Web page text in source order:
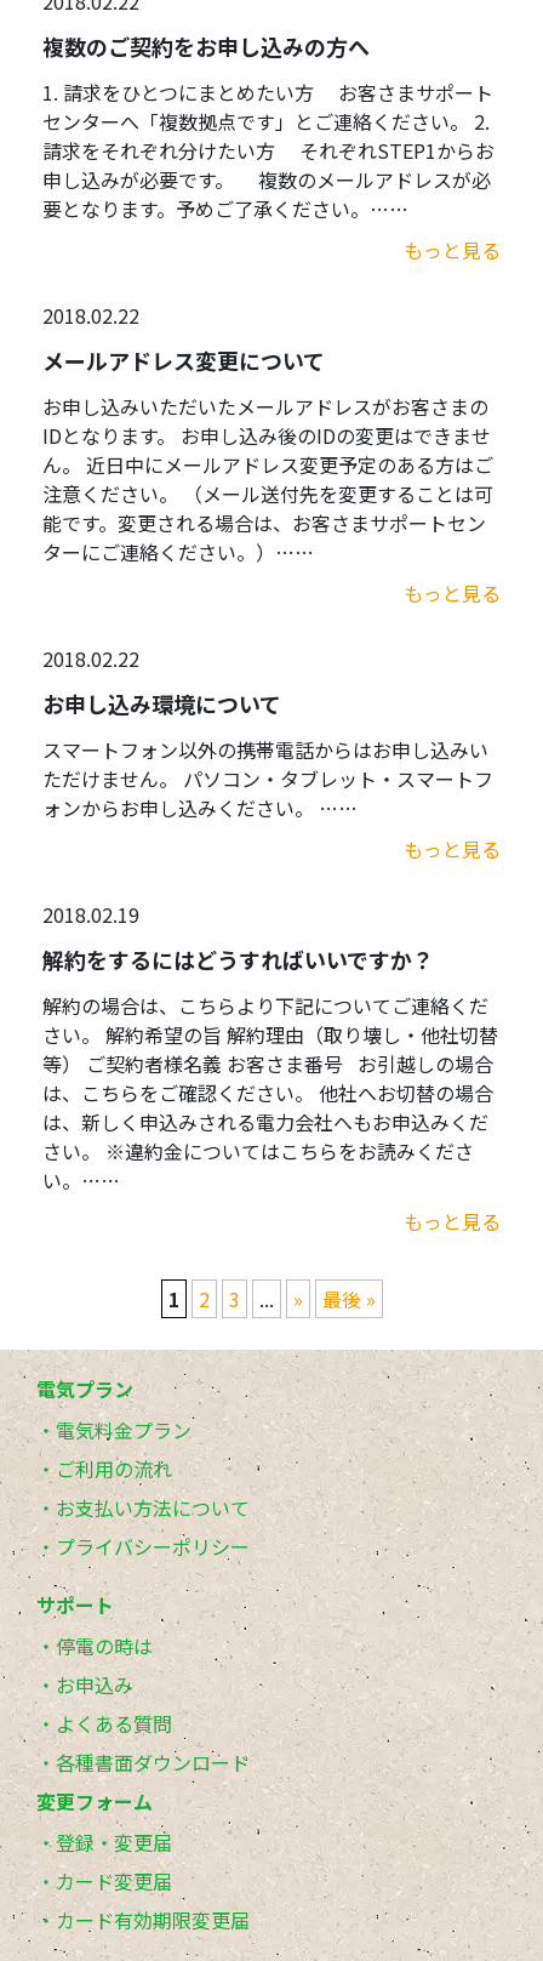
複数のご契約をお申し込みの方へ
1. 請求をひとつにまとめたい方 お客さまサポート
センターへ「複数拠点です」とご連絡ください。 2.
請求をそれぞれ分けたい方 それぞれSTEP1からお
申し込みが必要です。 複数のメールアドレスが必
要となります。予めご了承ください。……
もっと見る
2018.02.22
メールアドレス変更について
お申し込みいただいたメールアドレスがお客さまの
IDとなります。 お申し込み後のIDの変更はできませ
ん。 近日中にメールアドレス変更予定のある方はご
注意ください。 （メール送付先を変更することは可
能です。変更される場合は、お客さまサポートセン
ターにご連絡ください。）……
もっと見る
2018.02.22
お申し込み環境について
スマートフォン以外の携帯電話からはお申し込みい
ただけません。 パソコン・タブレット・スマートフ
ォンからお申し込みください。 ……
もっと見る
2018.02.19
解約をするにはどうすればいいですか？
解約の場合は、こちらより下記についてご連絡くだ
さい。 解約希望の旨 解約理由（取り壊し・他社切替
等） ご契約者様名義 お客さま番号 お引越しの場合
は、こちらをご確認ください。 他社へお切替の場合
は、新しく申込みされる電力会社へもお申込みくだ
さい。 ※違約金についてはこちらをお読みくださ
い。……
もっと見る
1 2 3 ... » 最後 »
電気プラン
電気料金プラン
ご利用の流れ
お支払い方法について
プライバシーポリシー
サポート
停電の時は
お申込み
よくある質問
各種書面ダウンロード
変更フォーム
登録・変更届
カード変更届
カード有効期限変更届